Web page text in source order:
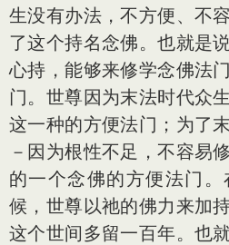
生没有办法，不方便、不
了这个持名念佛。也就是
心持，能够来修学念佛法
门。世尊因为末法时代众
这一种的方便法门；为了
－因为根性不足，不容易
的一个念佛的方便法门
候，世尊以祂的佛力来加
这个世间多留一百年。也